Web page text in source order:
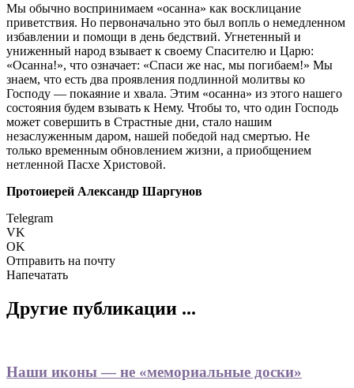
Мы обычно воспринимаем «осанна» как восклицание
приветствия. Но первоначально это был вопль о немедленном
избавлении и помощи в день бедствий. Угнетенный и
униженный народ взывает к своему Спасителю и Царю:
«Осанна!», что означает: «Спаси же нас, мы погибаем!» Мы
знаем, что есть два проявления подлинной молитвы ко
Господу — покаяние и хвала. Этим «осанна» из этого нашего
состояния будем взывать к Нему. Чтобы то, что один Господь
может совершить в Страстные дни, стало нашим
незаслуженным даром, нашей победой над смертью. Не
только временным обновлением жизни, а приобщением
нетленной Пасхе Христовой.
Протоиерей Александр Шаргунов
Telegram
VK
OK
Отправить на почту
Напечатать
Другие публикации ...
Наши иконы — не «мемориальные доски»